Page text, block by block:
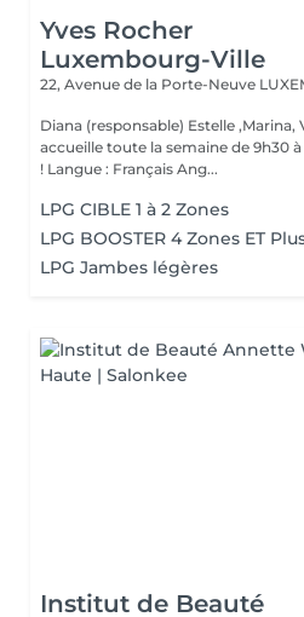
Yves Rocher
Luxembourg-Ville
22, Avenue de la Porte-Neuve
Diana (responsable) Estelle ,Marina,
accueille toute la semaine de 9h30
! Langue : Français Ang...
LPG CIBLE 1 à 2 Zones
LPG BOOSTER 4 Zones ET
LPG Jambes légères
Institut de Beauté